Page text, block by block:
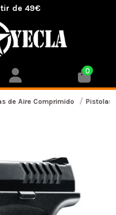
de 49€
0
de Aire Comprimido Pistolas